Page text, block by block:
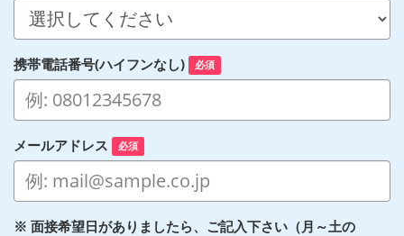
携帯電話番号(ハイフンなし) 必須
メールアドレス 必須
※ 面接希望日がありましたら、ご記入下さい（月～土の